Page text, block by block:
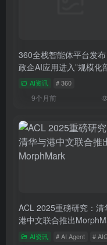
360全栈智能体平台发布
政企AI应用进入”规模化
新阶段
AI资讯 # 360
9个月前
ACL 2025重磅研究：清
港中文联合推出
AI资讯 # AI Agent #